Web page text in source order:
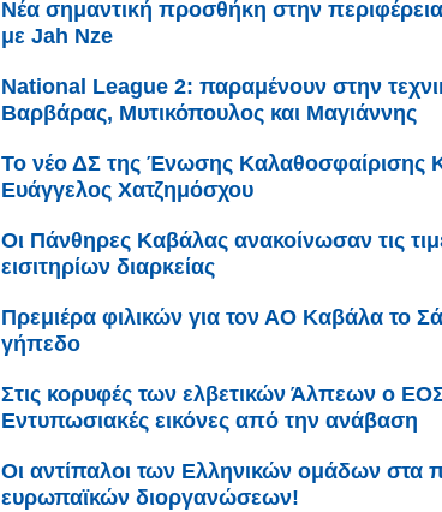
Νέα σημαντική προσθήκη στην
με Jah Nze
Νational League 2: παραμένουν στην
Βαρβάρας, Μυτικόπουλος και Μαγιάννης
Το νέο ΔΣ της Ένωσης Καλαθοσφαίρισης
Ευάγγελος Χατζημόσχου
Οι Πάνθηρες Καβάλας ανακοίνωσαν τις
εισιτηρίων διαρκείας
Πρεμιέρα φιλικών για τον ΑΟ Καβάλα το
γήπεδο
Στις κορυφές των ελβετικών Άλπεων ο
Εντυπωσιακές εικόνες από την ανάβαση
Οι αντίπαλοι των Ελληνικών ομάδων στα
ευρωπαϊκών διοργανώσεων!